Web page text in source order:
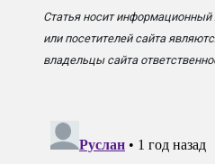
Статья носит информационный
или посетителей сайта
владельцы сайта